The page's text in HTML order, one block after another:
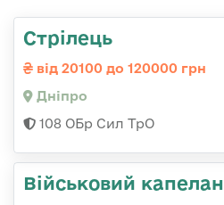
Стрілець
від 20100 до 120000 грн
Дніпро
108 ОБр Сил ТрО
Військовий капелан